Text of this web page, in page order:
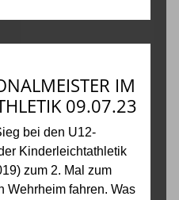
IM
09.07.23
bei den U12-
Kinderleichtathletik
zum 2. Mal zum
Wehrheim fahren. Was